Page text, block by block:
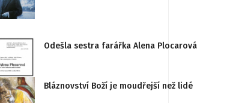
Odešla sestra farářka Alena Plocarová
Bláznovství Boží je moudřejší než lidé